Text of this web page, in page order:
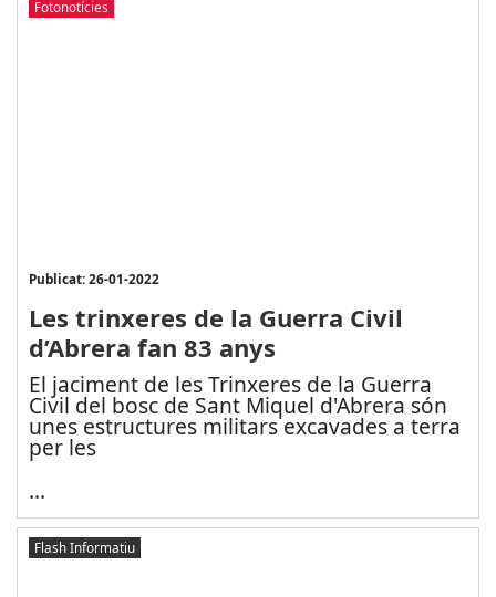
Fotonotícies
Publicat: 26-01-2022
Les trinxeres de la Guerra Civil
d’Abrera fan 83 anys
El jaciment de les Trinxeres de la Guerra
Civil del bosc de Sant Miquel d'Abrera són
unes estructures militars excavades a terra
per les
...
Flash Informatiu